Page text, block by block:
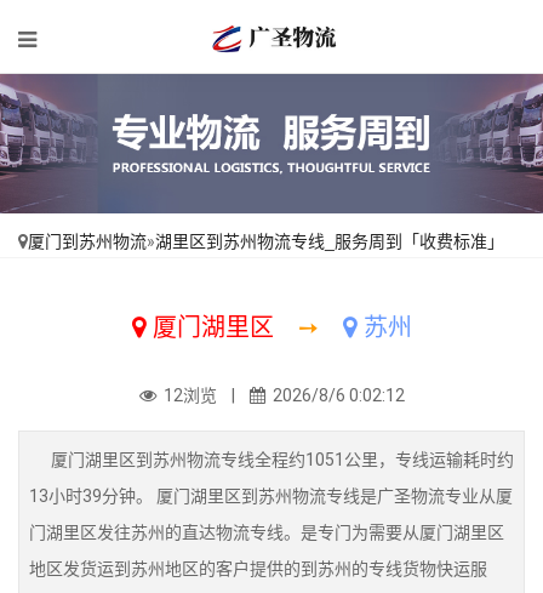
厦门到苏州物流»湖里区到苏州物流专线_服务周到「收费标准」
厦门湖里区 ➙ 苏州
12浏览 | 2026/8/6 0:02:12
厦门湖里区到苏州物流专线全程约1051公里，专线运输耗时约
13小时39分钟。 厦门湖里区到苏州物流专线是广圣物流专业从厦
门湖里区发往苏州的直达物流专线。是专门为需要从厦门湖里区
地区发货运到苏州地区的客户提供的到苏州的专线货物快运服